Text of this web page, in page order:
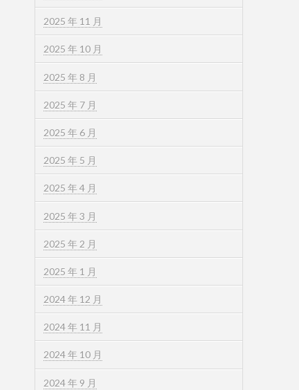
2025 年 11 月
2025 年 10 月
2025 年 8 月
2025 年 7 月
2025 年 6 月
2025 年 5 月
2025 年 4 月
2025 年 3 月
2025 年 2 月
2025 年 1 月
2024 年 12 月
2024 年 11 月
2024 年 10 月
2024 年 9 月